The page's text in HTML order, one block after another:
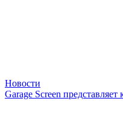
Новости
Garage Screen